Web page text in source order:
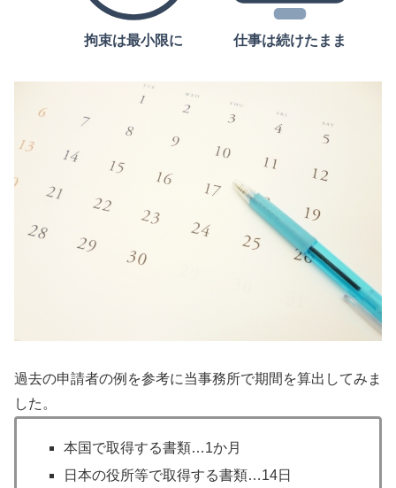
拘束は最小限に 仕事は続けたまま
過去の申請者の例を参考に当事務所で期間を算出してみま
した。
本国で取得する書類…1か月
日本の役所等で取得する書類…14日